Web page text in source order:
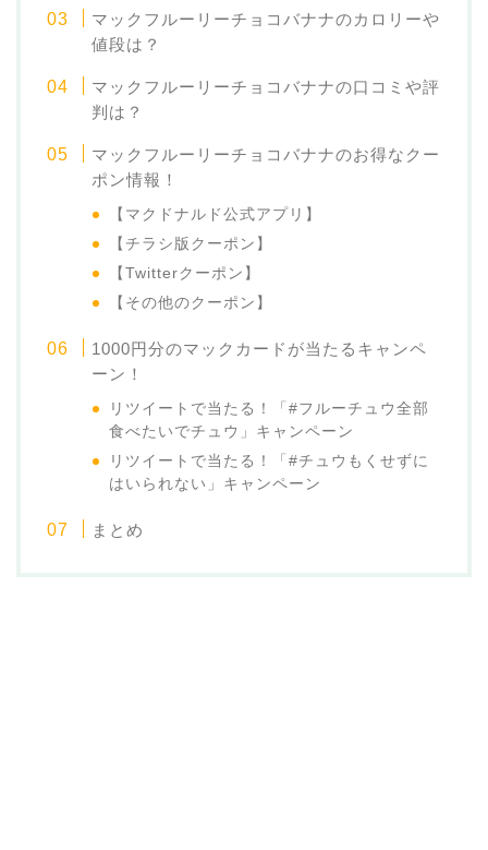
マックフルーリーチョコバナナのカロリーや
値段は？
マックフルーリーチョコバナナの口コミや評
判は？
マックフルーリーチョコバナナのお得なクー
ポン情報！
【マクドナルド公式アプリ】
【チラシ版クーポン】
【Twitterクーポン】
【その他のクーポン】
1000円分のマックカードが当たるキャンペ
ーン！
リツイートで当たる！「#フルーチュウ全部
食べたいでチュウ」キャンペーン
リツイートで当たる！「#チュウもくせずに
はいられない」キャンペーン
まとめ